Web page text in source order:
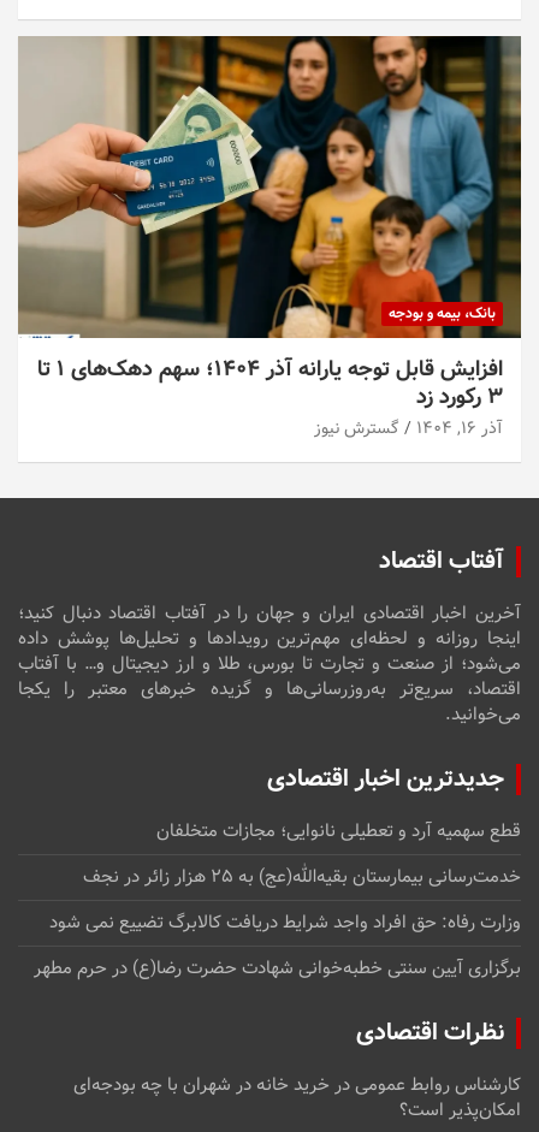
بانک، بیمه و بودجه
افزایش قابل توجه یارانه آذر ۱۴۰۴؛ سهم دهک‌های ۱ تا
۳ رکورد زد
آذر ۱۶, ۱۴۰۴ گسترش نیوز
آفتاب اقتصاد
آخرین اخبار اقتصادی ایران و جهان را در آفتاب اقتصاد دنبال کنید؛
اینجا روزانه و لحظه‌ای مهم‌ترین رویدادها و تحلیل‌ها پوشش داده
می‌شود؛ از صنعت و تجارت تا بورس، طلا و ارز دیجیتال و… با آفتاب
اقتصاد، سریع‌تر به‌روزرسانی‌ها و گزیده خبرهای معتبر را یکجا
می‌خوانید.
جدیدترین اخبار اقتصادی
قطع سهمیه آرد و تعطیلی نانوایی؛ مجازات متخلفان
خدمت‌رسانی بیمارستان بقیه‌الله(عج) به ۲۵ هزار زائر در نجف
وزارت رفاه: حق افراد واجد شرایط دریافت کالابرگ تضییع نمی شود
برگزاری آیین سنتی خطبه‌خوانی شهادت حضرت رضا(ع) در حرم مطهر
نظرات اقتصادی
کارشناس روابط عمومیدرخرید خانه در شهران با چه بودجه‌ای
امکان‌پذیر است؟